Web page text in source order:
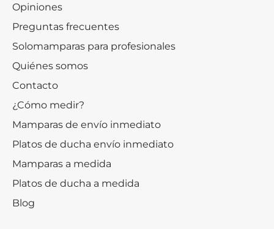
Opiniones
Preguntas frecuentes
Solomamparas para profesionales
Quiénes somos
Contacto
¿Cómo medir?
Mamparas de envío inmediato
Platos de ducha envío inmediato
Mamparas a medida
Platos de ducha a medida
Blog